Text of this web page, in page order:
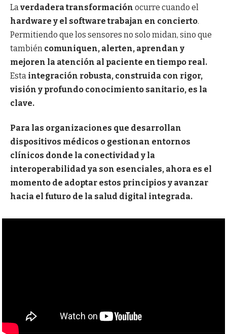
Laverdadera transformación ocurre cuando el
hardware y el software trabajan en concierto.
Permitiendo que los sensores no solo midan, sino que
también comuniquen, alerten, aprendan y
mejoren la atención al paciente en tiempo real.
Esta integración robusta, construida con rigor,
visión y profundo conocimiento sanitario, es la
clave.
Para las organizaciones que desarrollan
dispositivos médicos o gestionan entornos
clínicos donde la conectividad y la
interoperabilidad ya son esenciales, ahora es el
momento de adoptar estos principios y avanzar
hacia el futuro de la salud digital integrada.